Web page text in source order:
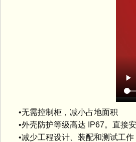
•无需控制柜，减小占地面积
•外壳防护等级高达 IP67。直接安
•减少工程设计、装配和测试工作